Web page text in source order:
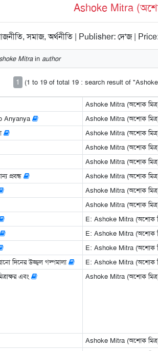
Ashoke Mitra
সমাজ, অর্থনীতি | Publisher: দে'জ |
Mitrain author
1 (1 to 19 of total 19 : search result of
Ashoke Mitra (অশোক
Anyanya
Ashoke Mitra (অশোক
Ashoke Mitra (অশোক
Ashoke Mitra (অশোক
Ashoke Mitra (অশোক
প্রবন্ধ
Ashoke Mitra (অশোক
Ashoke Mitra (অশোক
Ashoke Mitra (অশোক
E: Ashoke Mitra (অশোক
E: Ashoke Mitra (অশোক
E: Ashoke Mitra (অশোক
দিনের উজ্জ্বল গল্পমালা
E: Ashoke Mitra (অশোক
এবং
Ashoke Mitra (অশোক
Ashoke Mitra (অশোক